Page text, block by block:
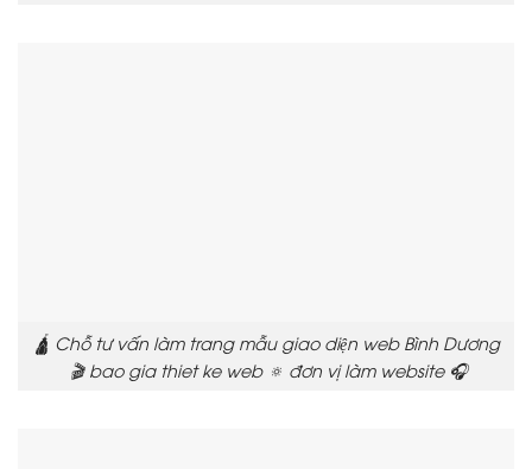
🛕 Chỗ tư vấn làm trang mẫu giao diện web Bình Dương
🎬 bao gia thiet ke web 🔅 đơn vị làm website 🎧